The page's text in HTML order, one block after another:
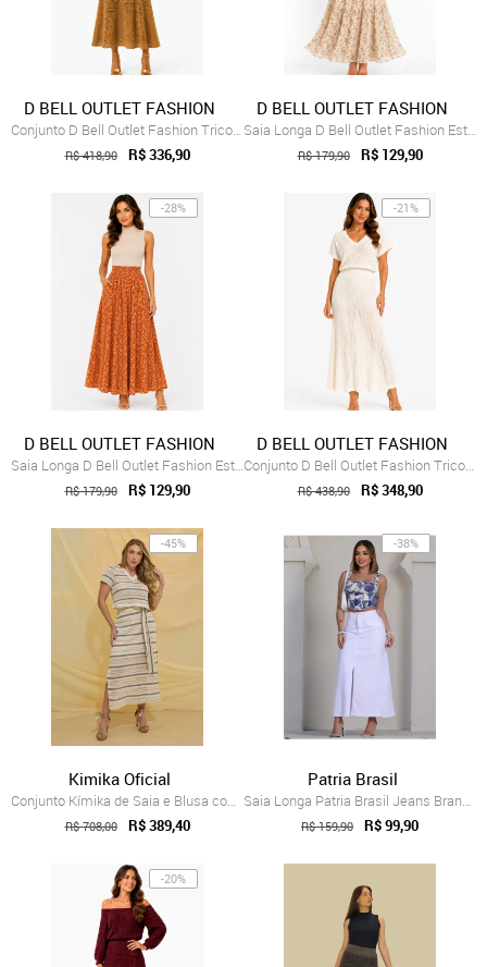
D BELL OUTLET FASHION
Conjunto D Bell Outlet Fashion Tricot Ma...
R$ 418,90 R$ 336,90
D BELL OUTLET FASHION
Saia Longa D Bell Outlet Fashion Estampa...
R$ 179,90 R$ 129,90
-28%
D BELL OUTLET FASHION
Saia Longa D Bell Outlet Fashion Estampa...
R$ 179,90 R$ 129,90
-21%
D BELL OUTLET FASHION
Conjunto D Bell Outlet Fashion Tricot Off White
R$ 438,90 R$ 348,90
-45%
Kimika Oficial
Conjunto Kímika de Saia e Blusa com Deco...
R$ 708,00 R$ 389,40
-38%
Patria Brasil
Saia Longa Patria Brasil Jeans Branca Fe...
R$ 159,90 R$ 99,90
-20%